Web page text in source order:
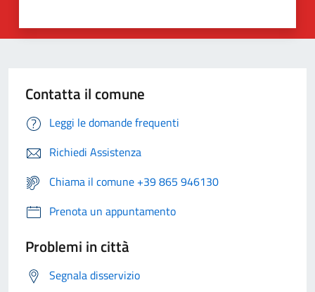
Contatta il comune
Leggi le domande frequenti
Richiedi Assistenza
Chiama il comune +39 865 946130
Prenota un appuntamento
Problemi in città
Segnala disservizio